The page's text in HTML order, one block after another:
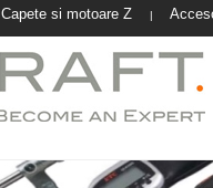
Capete si motoare Z |